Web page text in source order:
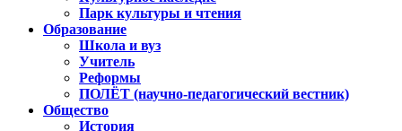
Парк культуры и чтения
Образование
Школа и вуз
Учитель
Реформы
ПОЛЁТ (научно-педагогический вестник)
Общество
История